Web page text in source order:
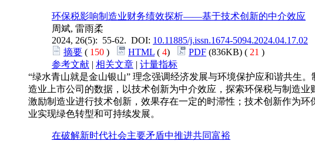
环保税影响制造业财务绩效探析——基于技术创新的中介效应
周斌, 雷雨柔
2024, 26(5): 55-62. DOI: 10.11885/j.issn.1674-5094.2024.04.17.02
摘要 ( 150 ) HTML ( 4) PDF (836KB) ( 21 )
参考文献 | 相关文章 | 计量指标
“绿水青山就是金山银山” 理念强调经济发展与环境保护应和谐共生
造业上市公司的数据，以技术创新为中介效应，探索环保税与制造
激励制造业进行技术创新，效果存在一定的时滞性；技术创新作为
业实现绿色转型和可持续发展。
在破解新时代社会主要矛盾中推进共同富裕